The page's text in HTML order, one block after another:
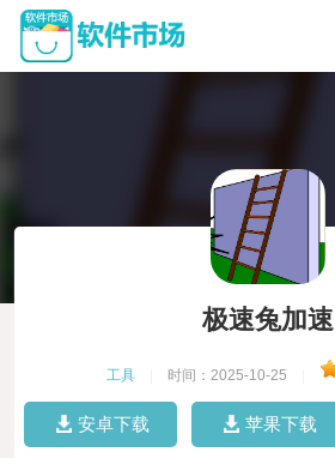
极速兔加速
工具 时间：2025-10-25
安卓下载 苹果下载